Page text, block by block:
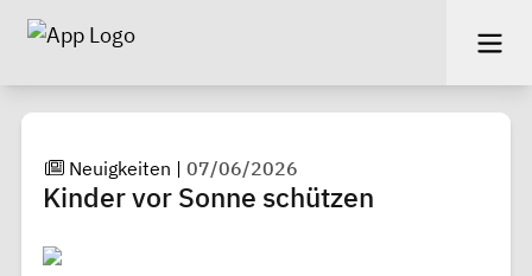
Neuigkeiten |07/06/2026
Kinder vor Sonne schützen